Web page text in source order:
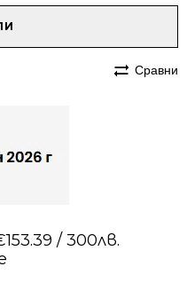
Сравни
/ 300лв.